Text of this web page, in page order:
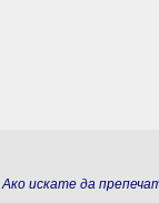
Ако искате да